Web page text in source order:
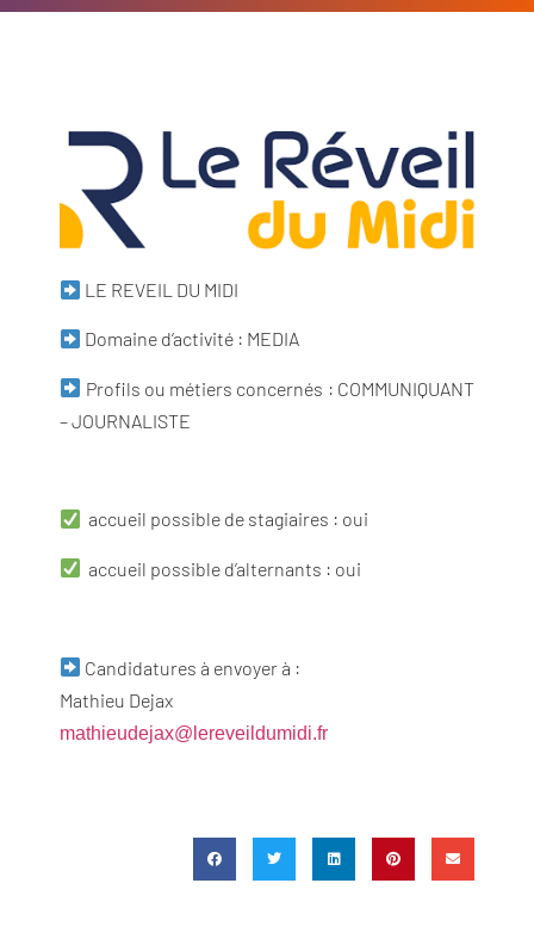
LE REVEIL DU MIDI
Domaine d’activité : MEDIA
Profils ou métiers concernés : COMMUNIQUANT
– JOURNALISTE
accueil possible de stagiaires : oui
accueil possible d’alternants : oui
Candidatures à envoyer à :
Mathieu Dejax
mathieudejax@lereveildumidi.fr